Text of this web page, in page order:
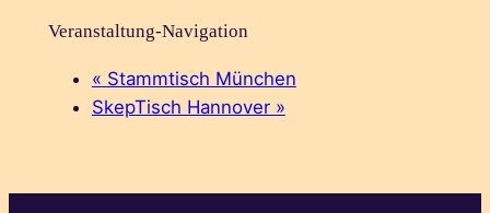
Veranstaltung-Navigation
« Stammtisch München
SkepTisch Hannover »